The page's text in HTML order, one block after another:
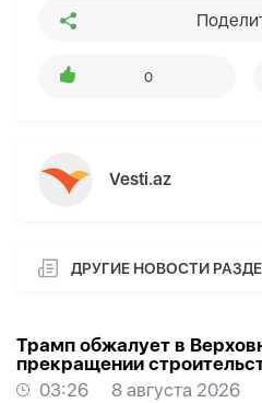
0
Vesti.az
ДРУГИЕ НОВОСТИ
Трамп обжалует в
прекращении
Белом доме
03:26
8 августа 2026